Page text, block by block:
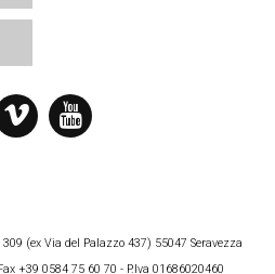
(ex Via del Palazzo 437) 55047 Seravezza
+39 0584 75 60 70 - P.Iva 01686020460